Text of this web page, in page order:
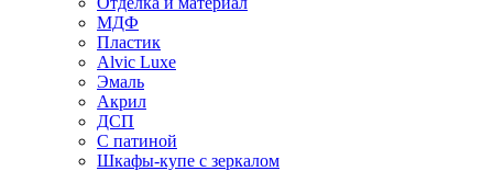
МДФ
Пластик
Alvic Luxe
Эмаль
Акрил
ДСП
С патиной
Шкафы-купе с зеркалом